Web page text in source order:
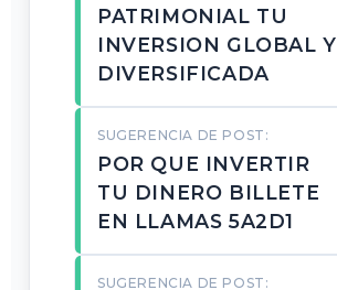
PATRIMONIAL TU
INVERSION GLOBAL Y
DIVERSIFICADA
SUGERENCIA DE POST:
POR QUE INVERTIR
TU DINERO BILLETE
EN LLAMAS 5A2D1
SUGERENCIA DE POST: